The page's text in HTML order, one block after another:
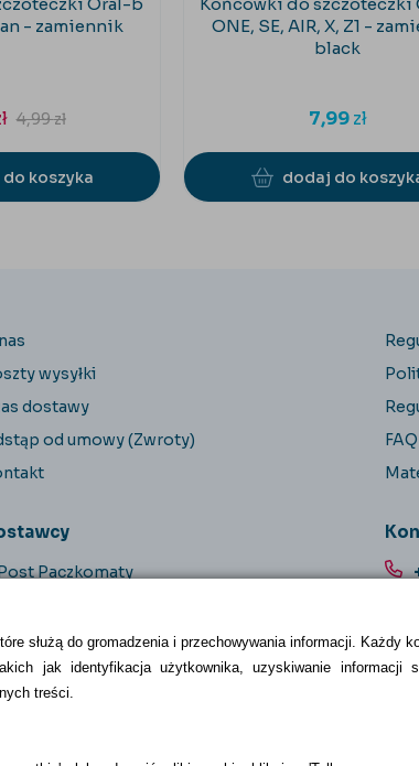
służą do gromadzenia i przechowywania informacji. Każdy
jak identyfikacja użytkownika, uzyskiwanie informacji
treści.
- zamiennik
4,99zł
koszyka
ONE, SE, AIR, X, Z1 -
black
7,99zł
dodaj do
wysyłki
dostawy
od umowy (Zwroty)
FAQ
Paczkomaty
Paczka